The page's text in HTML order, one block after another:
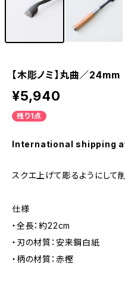
【木彫ノミ】丸曲／24mm
¥5,940
残り1点
International shipping
スクエ上げて彫るようにして
仕様
・全長：約22cm
・刃の材質：安来鋼白紙
・柄の材質：赤樫